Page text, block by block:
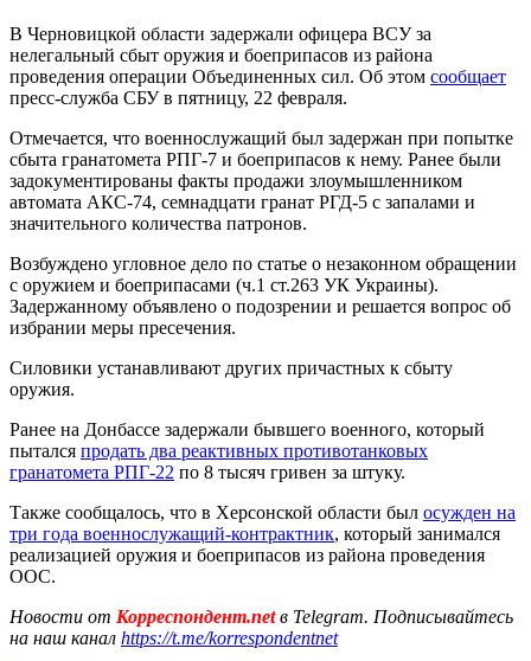
В Черновицкой области задержали офицера ВСУ за
нелегальный сбыт оружия и боеприпасов из района
проведения операции Объединенных сил. Об этом сообщает
пресс-служба СБУ в пятницу, 22 февраля.
Отмечается, что военнослужащий был задержан при попытке
сбыта гранатомета РПГ-7 и боеприпасов к нему. Ранее были
задокументированы факты продажи злоумышленником
автомата АКС-74, семнадцати гранат РГД-5 с запалами и
значительного количества патронов.
Возбуждено угловное дело по статье о незаконном обращении
с оружием и боеприпасами (ч.1 ст.263 УК Украины).
Задержанному объявлено о подозрении и решается вопрос об
избрании меры пресечения.
Силовики устанавливают других причастных к сбыту
оружия.
Ранее на Донбассе задержали бывшего военного, который
пытался продать два реактивных противотанковых
гранатомета РПГ-22 по 8 тысяч гривен за штуку.
Также сообщалось, что в Херсонской области был осужден на
три года военнослужащий-контрактник, который занимался
реализацией оружия и боеприпасов из района проведения
ООС.
Новости от Корреспондент.netв Telegram. Подписывайтесь
на наш канал https://t.me/korrespondentnet